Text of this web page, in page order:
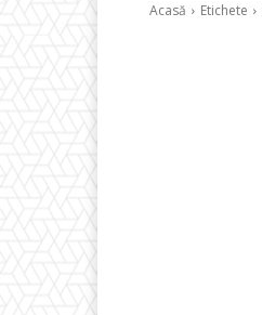
Acasă Etichete